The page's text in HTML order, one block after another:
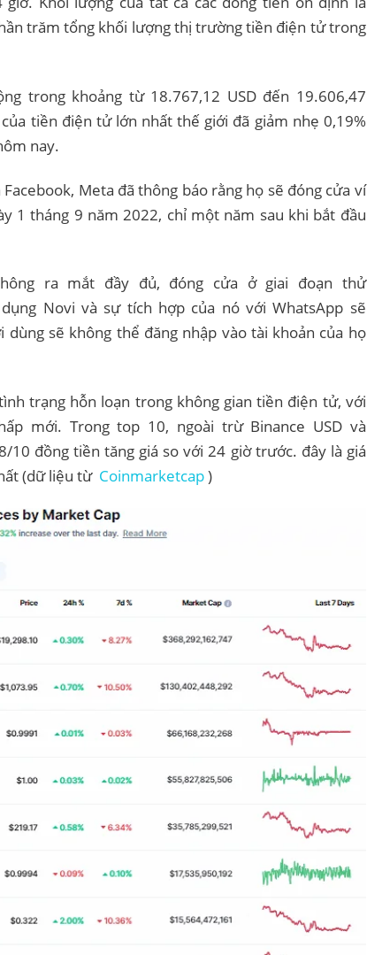
trăm tổng khối lượng thị trường tiền điện tử trong
trong khoảng từ 18.767,12 USD đến 19.606,47
tiền điện tử lớn nhất thế giới đã giảm nhẹ 0,19%
nay.
Meta đã thông báo rằng họ sẽ đóng cửa ví
1 tháng 9 năm 2022, chỉ một năm sau khi bắt đầu
ra mắt đầy đủ, đóng cửa ở giai đoạn thử
Novi và sự tích hợp của nó với WhatsApp sẽ
dùng sẽ không thể đăng nhập vào tài khoản của họ
trạng hỗn loạn trong không gian tiền điện tử, với
mới. Trong top 10, ngoài trừ Binance USD và
10 đồng tiền tăng giá so với 24 giờ trước. đây là giá
(dữ liệu từ Coinmarketcap)